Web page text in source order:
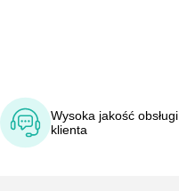
Wysoka jakość obsługi
klienta